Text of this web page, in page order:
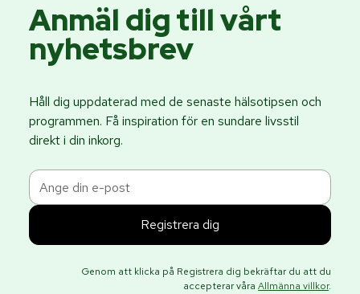
Anmäl dig till vårt
nyhetsbrev
Håll dig uppdaterad med de senaste hälsotipsen och
programmen. Få inspiration för en sundare livsstil
direkt i din inkorg.
Genom att klicka på Registrera dig bekräftar du att du
accepterar våraAllmänna villkor.